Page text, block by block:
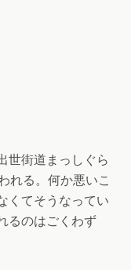
世街道まっしぐら
れる。何か悪いこ
くてそうなってい
るのはごくわず